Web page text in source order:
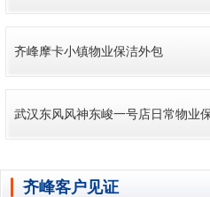
齐峰摩卡小镇物业保洁外包
武汉东风风神东峻一号店日常物业
齐峰客户见证